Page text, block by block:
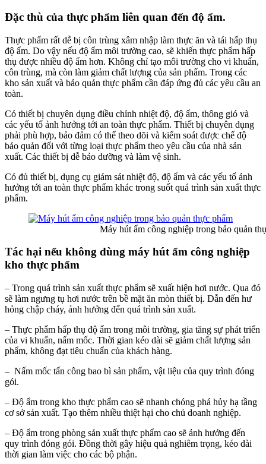
Đặc thù của thực phẩm liên quan đến độ ẩm.
Thực phẩm rất dễ bị côn trùng xâm nhập làm thực ăn và tái hấp thụ
độ ẩm. Do vậy nếu độ ẩm môi trường cao, sẽ khiến thực phẩm hấp
thụ được nhiều độ ẩm hơn. Không chỉ tạo môi trường cho vi khuẩn,
côn trùng, mà còn làm giảm chất lượng của sản phẩm. Trong các
kho sản xuất và bảo quản thực phẩm cần đáp ứng đủ các yêu cầu an
toàn.
Có thiết bị chuyên dụng điều chỉnh nhiệt độ, độ ẩm, thông gió và
các yếu tố ảnh hưởng tới an toàn thực phẩm. Thiết bị chuyên dụng
phải phù hợp, bảo đảm có thể theo dõi và kiểm soát được chế độ
bảo quản đối với từng loại thực phẩm theo yêu cầu của nhà sản
xuất. Các thiết bị dễ bảo dưỡng và làm vệ sinh.
Có đủ thiết bị, dụng cụ giám sát nhiệt độ, độ ẩm và các yếu tố ảnh
hưởng tới an toàn thực phẩm khác trong suốt quá trình sản xuất thực
phẩm.
Máy hút ẩm công nghiệp trong bảo quản thực
Tác hại nếu không dùng máy hút ẩm công nghiệp
kho thực phẩm
– Trong quá trình sản xuất thực phẩm sẽ xuất hiện hơi nước. Qua đó
sẽ làm ngưng tụ hơi nước trên bề mặt ăn mòn thiết bị. Dẫn đến hư
hỏng chập cháy, ảnh hưởng đến quá trình sản xuất.
– Thực phẩm hấp thụ độ ẩm trong môi trường, gia tăng sự phát triển
của vi khuẩn, nấm mốc. Thời gian kéo dài sẽ giảm chất lượng sản
phẩm, không đạt tiêu chuẩn của khách hàng.
– Nấm mốc tấn công bao bì sản phẩm, vật liệu của quy trình đóng
gói.
– Độ ẩm trong kho thực phẩm cao sẽ nhanh chóng phá hủy hạ tầng
cơ sở sản xuất. Tạo thêm nhiều thiệt hại cho chủ doanh nghiệp.
– Độ ẩm trong phòng sản xuất thực phẩm cao sẽ ảnh hưởng đến
quy trình đóng gói. Đồng thời gây hiệu quả nghiêm trọng, kéo dài
thời gian làm việc cho các bộ phận.